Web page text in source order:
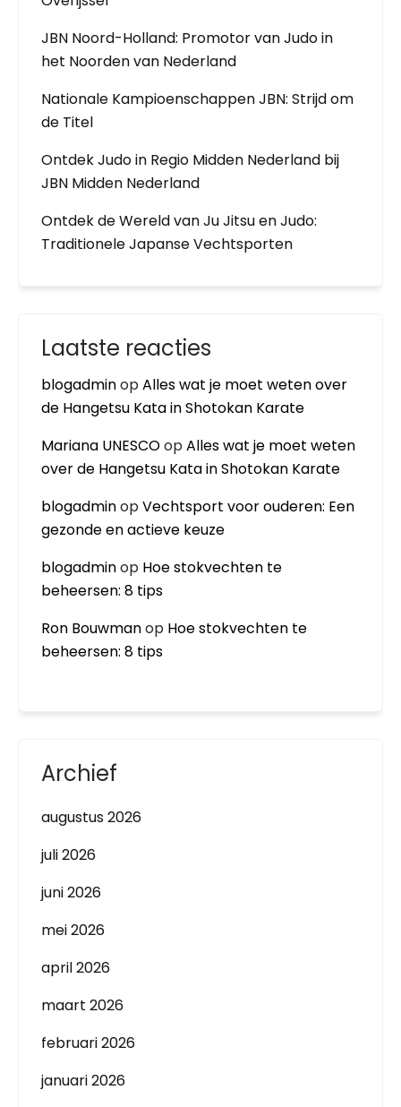
JBN Noord-Holland: Promotor van Judo in
het Noorden van Nederland
Nationale Kampioenschappen JBN: Strijd om
de Titel
Ontdek Judo in Regio Midden Nederland bij
JBN Midden Nederland
Ontdek de Wereld van Ju Jitsu en Judo:
Traditionele Japanse Vechtsporten
Laatste reacties
blogadminopAlles wat je moet weten over
de Hangetsu Kata in Shotokan Karate
Mariana UNESCOopAlles wat je moet weten
over de Hangetsu Kata in Shotokan Karate
blogadminopVechtsport voor ouderen: Een
gezonde en actieve keuze
blogadminop Hoe stokvechten te
beheersen: 8 tips
Ron Bouwmanop Hoe stokvechten te
beheersen: 8 tips
Archief
augustus 2026
juli 2026
juni 2026
mei 2026
april 2026
maart 2026
februari 2026
januari 2026